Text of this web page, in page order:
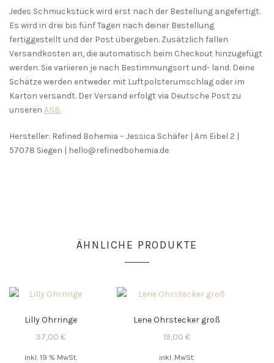
Jedes Schmuckstück wird erst nach der Bestellung angefertigt.
Es wird in drei bis fünf Tagen nach deiner Bestellung
fertiggestellt und der Post übergeben. Zusätzlich fallen
Versandkosten an, die automatisch beim Checkout hinzugefügt
werden. Sie variieren je nach Bestimmungsort und- land. Deine
Schätze werden entweder mit Luftpolsterumschlag oder im
Karton versandt. Der Versand erfolgt via Deutsche Post zu
unseren AGB.
Hersteller: Refined Bohemia – Jessica Schäfer | Am Eibel 2 |
57078 Siegen | hello@refinedbohemia.de
ÄHNLICHE PRODUKTE
Lilly Ohrringe
37,00€
inkl. 19 % MwSt.
Lene Ohrstecker groß
19,00 €
inkl. MwSt.